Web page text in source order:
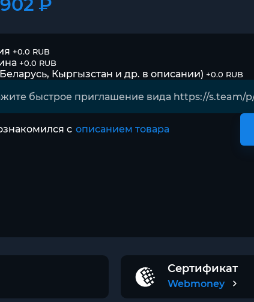
902 ₽
+0.0 RUB
+0.0 RUB
Кыргызстан и др. в описании) +0.0 RUB
с описанием товара
Сертификат
Webmoney